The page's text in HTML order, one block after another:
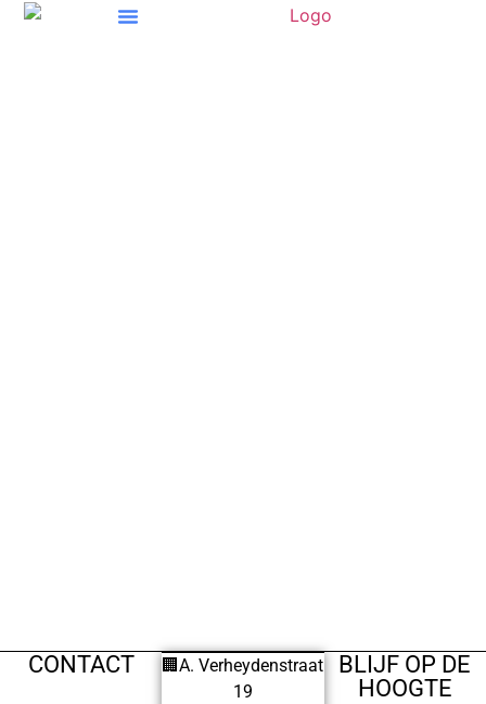
CONTACT
🏢A. Verheydenstraat
19
BLIJF OP DE
HOOGTE